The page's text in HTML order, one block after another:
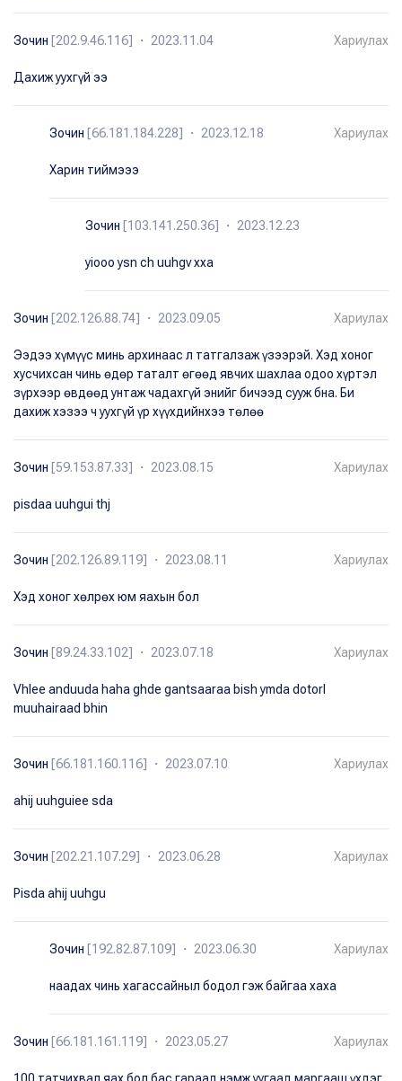
Зочин [202.9.46.116] ・ 2023.11.04 Хариулах
Дахиж уухгүй ээ
Зочин [66.181.184.228] ・ 2023.12.18 Хариулах
Харин тиймэээ
Зочин [103.141.250.36] ・ 2023.12.23
yiooo ysn ch uuhgv xxa
Зочин [202.126.88.74] ・ 2023.09.05 Хариулах
Ээдээ хүмүүс минь архинаас л татгалзаж үзээрэй. Хэд хоног
хусчихсан чинь өдөр таталт өгөөд явчих шахлаа одоо хүртэл
зүрхээр өвдөөд унтаж чадахгүй энийг бичээд сууж бна. Би
дахиж хэзээ ч уухгүй үр хүүхдийнхээ төлөө
Зочин [59.153.87.33] ・ 2023.08.15 Хариулах
pisdaa uuhgui thj
Зочин [202.126.89.119] ・ 2023.08.11 Хариулах
Хэд хоног хөлрөх юм яахын бол
Зочин [89.24.33.102] ・ 2023.07.18 Хариулах
Vhlee anduuda haha ghde gantsaaraa bish ymda dotorl
muuhairaad bhin
Зочин [66.181.160.116] ・ 2023.07.10 Хариулах
ahij uuhguiee sda
Зочин [202.21.107.29] ・ 2023.06.28 Хариулах
Pisda ahij uuhgu
Зочин [192.82.87.109] ・ 2023.06.30 Хариулах
наадах чинь хагассайныл бодол гэж байгаа хаха
Зочин [66.181.161.119] ・ 2023.05.27 Хариулах
100 татчихвал яах бол бас гараад нэмж уугаад маргааш үхдэг